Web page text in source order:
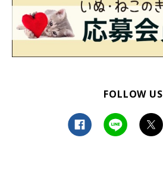
FOLLOW US